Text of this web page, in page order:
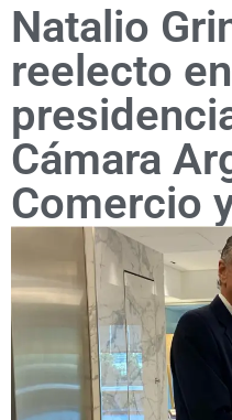
Natalio
reelecto
Cámara
Comercio